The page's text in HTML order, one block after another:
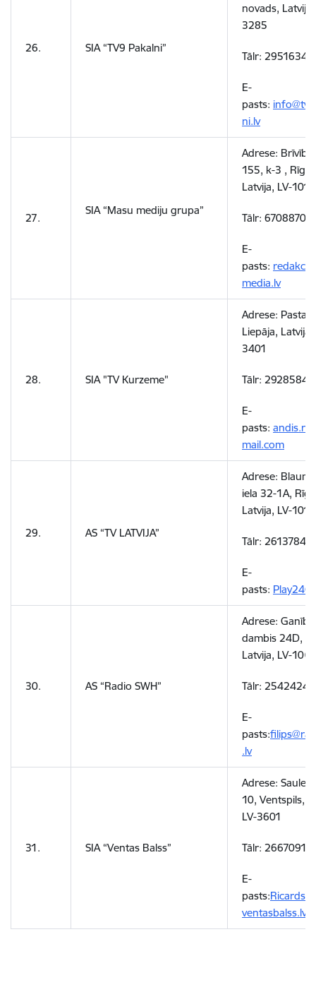
26. SIA “TV9 Pakalni”
novads, Latvija,
3285
Tālr: 29516341
E-
pasts:
ni.lv
27.
SIA “Masu mediju grupa”
Adrese:
155, k-3 , Rīga,
Latvija, LV-1012
Tālr: 67088707
E-
pasts:
media.lv
28. SIA "TV Kurzeme"
Adrese: Pasta
Liepāja, Latvija,
3401
Tālr: 29285844
E-
pasts:
mail.com
29. AS “TV LATVIJA”
Adrese:
iela 32-1A,
Latvija, LV-1011
Tālr: 26137849
E-
pasts:
30. AS “Radio SWH”
Adrese: Ganību
dambis 24D,
Latvija, LV-
Tālr: 25424249
E-
pasts:
.lv
31. SIA “Ventas Balss”
Adrese: Saules
10, Ventspils,
LV-3601
Tālr: 26670912
E-
pasts:
ventasbalss.lv